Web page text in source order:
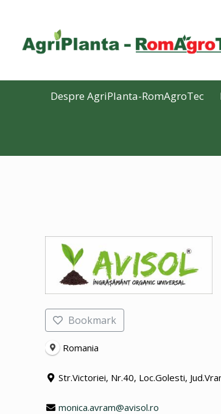
Despre AgriPlanta-RomAgroTec
Bookmark
Romania
Str.Victoriei, Nr.40, Loc.Golesti,
monica.avram@avisol.ro